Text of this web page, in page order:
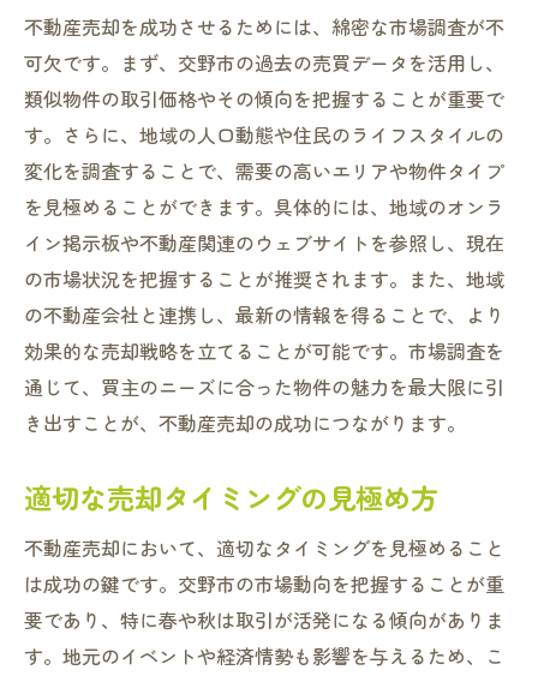
近年の価格動向とその要因分析
賃貸市場と売却市場の関係性
人口動態と住宅需要の変化
新築物件と中古物件の市場比較
経済動向が不動産市場に与える影響
環境政策と不動産価値の関連性
成功する不動産売却のための交野市特有のポイ
ント
地域特性に基づく物件の魅力の引き出し方
交野市ならではの買い手層の特徴
効果的な物件の見せ方とホームステージン
競合物件との差別化戦略
売却前のリノベーションの是非
査定時に重視される地域特性
交野市で不動産売却を考えるときの注意点
売却前に知っておくべき法的手続きと書類
不動産売却を成功させるためには、綿密な市場調査が不
可欠です。まず、交野市の過去の売買データを活用し、
類似物件の取引価格やその傾向を把握することが重要で
す。さらに、地域の人口動態や住民のライフスタイルの
変化を調査することで、需要の高いエリアや物件タイプ
を見極めることができます。具体的には、地域のオンラ
イン掲示板や不動産関連のウェブサイトを参照し、現在
の市場状況を把握することが推奨されます。また、地域
の不動産会社と連携し、最新の情報を得ることで、より
効果的な売却戦略を立てることが可能です。市場調査を
通じて、買主のニーズに合った物件の魅力を最大限に引
き出すことが、不動産売却の成功につながります。
適切な売却タイミングの見極め方
不動産売却において、適切なタイミングを見極めること
は成功の鍵です。交野市の市場動向を把握することが重
要であり、特に春や秋は取引が活発になる傾向がありま
す。地元のイベントや経済情勢も影響を与えるため、こ